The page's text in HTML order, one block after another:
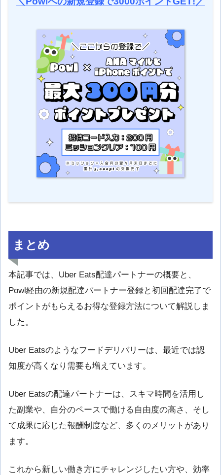
まとめ
本記事では、Uber Eats配達パートナーの概要と、
Powl経由の新規配達パートナー登録と初回配達完了で
ポイントがもらえるお得な登録方法について解説しま
した。
Uber Eatsのようなフードデリバリーは、最近では認
知度が高くなり需要も増えています。
Uber Eatsの配達パートナーは、スキマ時間を活用し
た副業や、自分のペースで働ける自由度の高さ、そし
て成果に応じた報酬制度など、多くのメリットがあり
ます。
これから新しい働き方にチャレンジしたい方や、効率